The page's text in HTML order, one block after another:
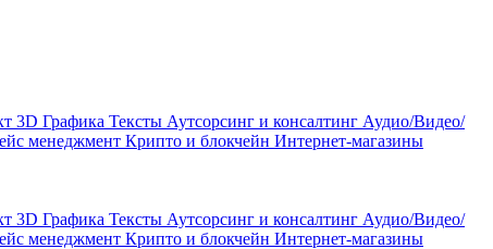
3D Графика Тексты Аутсорсинг и консалтинг Аудио/Видео/
менеджмент Крипто и блокчейн Интернет-магазины
3D Графика Тексты Аутсорсинг и консалтинг Аудио/Видео/
менеджмент Крипто и блокчейн Интернет-магазины